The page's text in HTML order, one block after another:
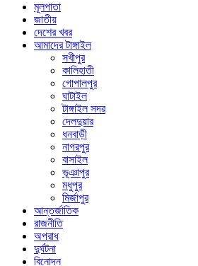
মূলপাতা
জাতীয়
দেশের খবর
আমাদের টাঙ্গাইল
সখীপুর
কালিহাতী
গোপালপুর
ঘাটাইল
টাঙ্গাইল সদর
দেলদুয়ার
ধনবাড়ী
নাগরপুর
বাসাইল
ভূঞাপুর
মধুপুর
মির্জাপুর
আন্তর্জাতিক
রাজনীতি
অপরাধ
দুর্ঘটনা
বিনোদন